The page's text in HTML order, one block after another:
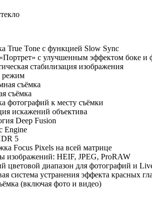
True Tone с функцией Slow Sync
с улучшенным эффектом боке и
стабилизация изображения
режим
съёмка
съёмка
фотографий к месту съёмки
искажений объектива
Deep Fusion
Engine
5
Focus Pixels на всей матрице
изображений: HEIF, JPEG, ProRAW
цветовой диапазон для фотографий и
система устранения эффекта красных
(включая фото и видео)